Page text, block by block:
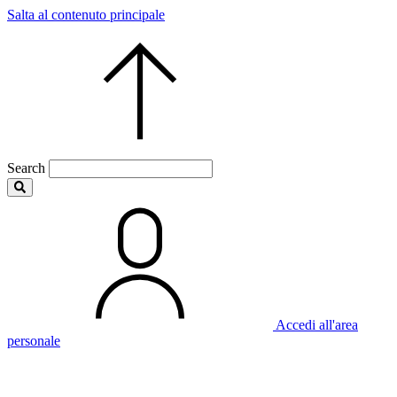
Salta al contenuto principale
Search
Accedi all'area
personale